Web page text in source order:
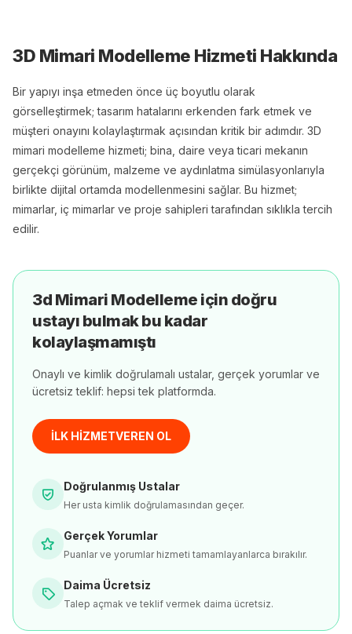
3D Mimari Modelleme Hizmeti Hakkında
Bir yapıyı inşa etmeden önce üç boyutlu olarak
görselleştirmek; tasarım hatalarını erkenden fark etmek ve
müşteri onayını kolaylaştırmak açısından kritik bir adımdır. 3D
mimari modelleme hizmeti; bina, daire veya ticari mekanın
gerçekçi görünüm, malzeme ve aydınlatma simülasyonlarıyla
birlikte dijital ortamda modellenmesini sağlar. Bu hizmet;
mimarlar, iç mimarlar ve proje sahipleri tarafından sıklıkla tercih
edilir.
3d Mimari Modelleme için doğru
ustayı bulmak bu kadar
kolaylaşmamıştı
Onaylı ve kimlik doğrulamalı ustalar, gerçek yorumlar ve
ücretsiz teklif: hepsi tek platformda.
İLK HİZMETVEREN OL
Doğrulanmış Ustalar
Her usta kimlik doğrulamasından geçer.
Gerçek Yorumlar
Puanlar ve yorumlar hizmeti tamamlayanlarca bırakılır.
Daima Ücretsiz
Talep açmak ve teklif vermek daima ücretsiz.